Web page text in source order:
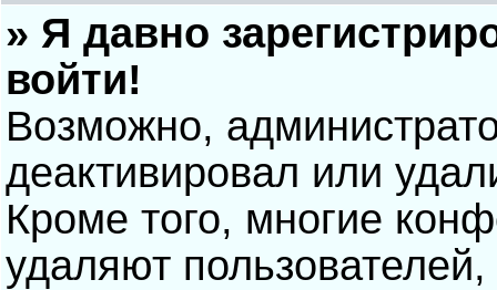
» Я давно
войти!
Возможно,
деактивировал или
Кроме того, многие
удаляют